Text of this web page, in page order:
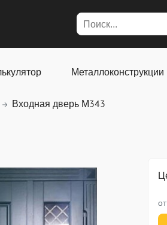
Металлоконструкции
Входная дверь М343
от